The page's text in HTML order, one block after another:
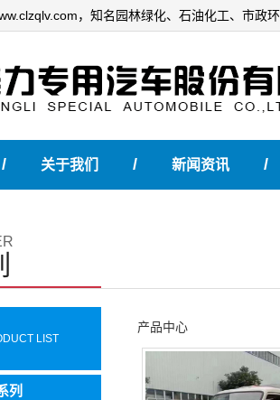
，知名园林绿化、石油化工、市政
/ 关于我们 / 新闻资讯 /
LIST
列
产品中心